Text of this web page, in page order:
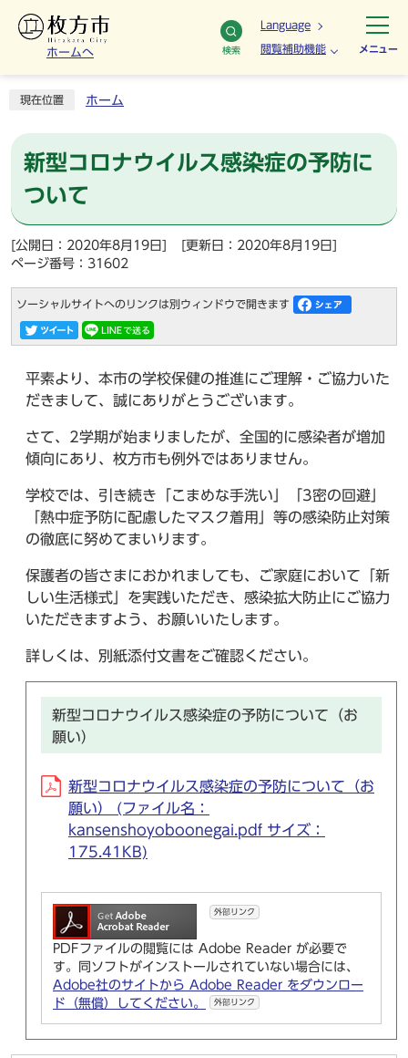
ホームへ 検索
Language
閲覧補助機能 メニュー
現在位置 ホーム
新型コロナウイルス感染症の予防に
ついて
[公開日：2020年8月19日]
[更新日：2020年8月19日]
ページ番号：31602
ソーシャルサイトへのリンクは別ウィンドウで開きます
平素より、本市の学校保健の推進にご理解・ご協力いた
だきまして、誠にありがとうございます。
さて、2学期が始まりましたが、全国的に感染者が増加
傾向にあり、枚方市も例外ではありません。
学校では、引き続き「こまめな手洗い」「3密の回避」
「熱中症予防に配慮したマスク着用」等の感染防止対策
の徹底に努めてまいります。
保護者の皆さまにおかれましても、ご家庭において「新
しい生活様式」を実践いただき、感染拡大防止にご協力
いただきますよう、お願いいたします。
詳しくは、別紙添付文書をご確認ください。
新型コロナウイルス感染症の予防について（お
願い）
新型コロナウイルス感染症の予防について（お
願い） (ファイル名：
kansenshoyoboonegai.pdf サイズ：
175.41KB)
外部リンク
PDFファイルの閲覧には Adobe Reader が必要で
す。同ソフトがインストールされていない場合には、
Adobe社のサイトから Adobe Reader をダウンロー
ド（無償）してください。
外部リンク